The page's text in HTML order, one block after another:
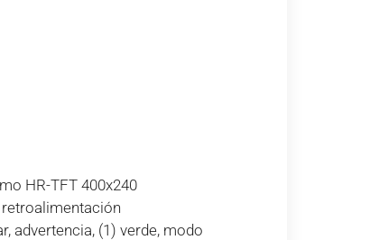
HR-TFT 400x240
advertencia, (1) verde, modo